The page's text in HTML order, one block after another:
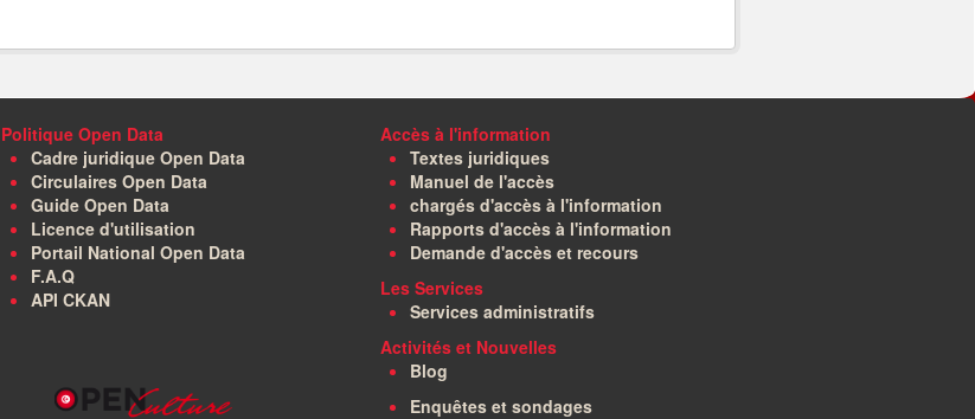
Politique Open Data
Cadre juridique Open Data
Circulaires Open Data
Guide Open Data
Licence d'utilisation
Portail National Open Data
F.A.Q
API CKAN
Accès à l'information
Textes juridiques
Manuel de l'accès
chargés d'accès à l'information
Rapports d'accès à l'information
Demande d'accès et recours
Les Services
Services administratifs
Activités et Nouvelles
Blog
Enquêtes et sondages